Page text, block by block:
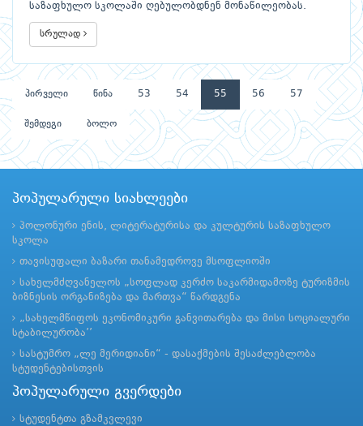
საზაფხულო სკოლაში ღებულობდნენ მონაწილეობას.
სრულად
პირველი წინა 53 54 55 56 57
შემდეგი ბოლო
პოპულარული სიახლეები
პოლონური ენის, ლიტერატურისა და კულტურის საზაფხულო
სკოლა
თავისუფალი ბაზარი თანამედროვე მსოფლიოში
სახელმძღვანელოს „სოფლად კერძო საკარმიდამოზე ტურიზმის
ბიზნესის ორგანიზება და მართვა“ წარდგენა
„სახელმწიფოს ეკონომიკური განვითარება და მისი სოციალური
სტაბილურობა’’
სასტუმრო „ლე მერიდიანი“ - დასაქმების შესაძლებლობა
სტუდენტებისთვის
პოპულარული გვერდები
სტუდენტთა გზამკვლევი